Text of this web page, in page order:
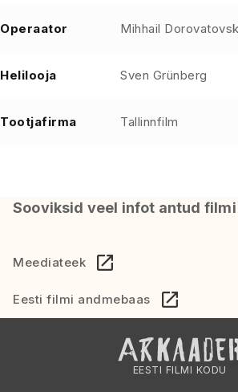
Operaator Mihhail
Helilooja Sven Grünberg
Tootjafirma Tallinnfilm
Sooviksid veel infot antud filmi
Meediateek
Eesti filmi andmebaas
EESTI FILMI KODU